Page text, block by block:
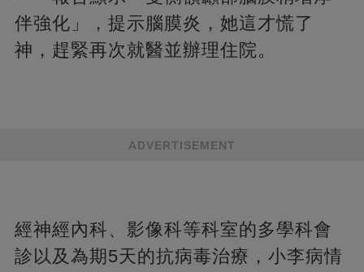
伴強化」，提示腦膜炎，她這才慌了
神，趕緊再次就醫並辦理住院。
ADVERTISEMENT
經神經內科、影像科等科室的多學科會
診以及為期5天的抗病毒治療，小李病情